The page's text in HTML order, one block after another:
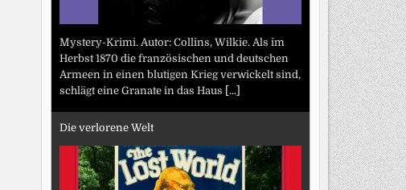
Mystery-Krimi. Autor: Collins, Wilkie. Als im
Herbst 1870 die französischen und deutschen
Armeen in einen blutigen Krieg verwickelt sind,
schlägt eine Granate in das Haus [...]
Die verlorene Welt